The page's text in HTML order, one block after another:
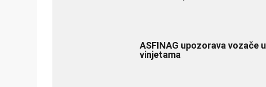
ASFINAG upozorava vozače
vinjetama